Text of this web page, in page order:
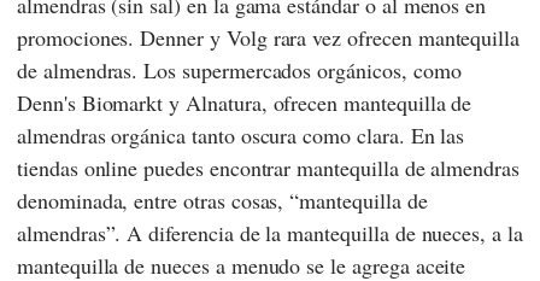
promociones.Denner y Volgrara vez ofrecen mantequilla
de almendras. Los supermercados orgánicos, como
Denn's Biomarkt y Alnatura, ofrecen mantequilla de
almendras orgánica tanto oscura como clara. En las
tiendas online puedes encontrar mantequilla de almendras
denominada, entre otras cosas, “mantequilla de
almendras”. A diferencia de la mantequilla de nueces, a la
mantequilla de nueces a menudo se le agrega aceite